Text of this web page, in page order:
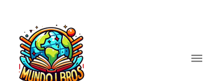
contenido